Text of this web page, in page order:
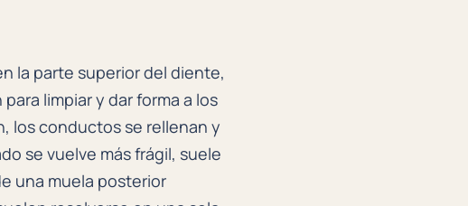
la parte superior del diente,
limpiar y dar forma a los
los conductos se rellenan y
se vuelve más frágil, suele
una muela posterior